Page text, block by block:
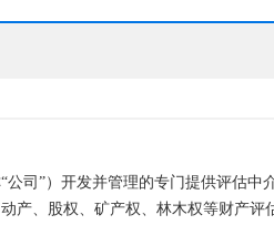
司”）开发并管理的专门提供评估
产、股权、矿产权、林木权等财产